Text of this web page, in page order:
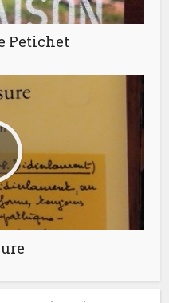
Petichet